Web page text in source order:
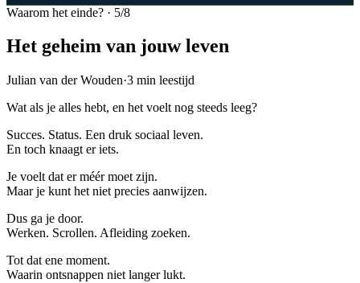
Waarom het einde? · 5/8
Het geheim van jouw leven
Julian van der Wouden·3 min leestijd
Wat als je alles hebt, en het voelt nog steeds leeg?
Succes. Status. Een druk sociaal leven.
En toch knaagt er iets.
Je voelt dat er méér moet zijn.
Maar je kunt het niet precies aanwijzen.
Dus ga je door.
Werken. Scrollen. Afleiding zoeken.
Tot dat ene moment.
Waarin ontsnappen niet langer lukt.